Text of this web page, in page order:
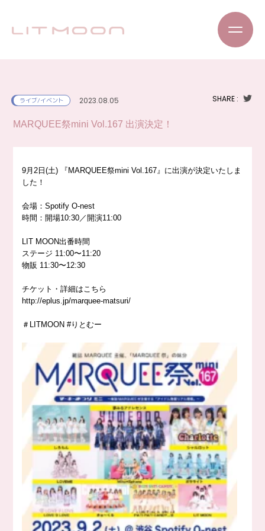
ライブ/イベント 2023.08.05 SHARE :
MARQUEE祭mini Vol.167 出演決定！
9月2日(土) 『MARQUEE祭mini Vol.167』に出演が決定いたしま
した！
会場：Spotify O-nest
時間：開場10:30／開演11:00
LIT MOON出番時間
ステージ 11:00〜11:20
物販 11:30〜12:30
チケット・詳細はこちら
http://eplus.jp/marquee-matsuri/
＃LITMOON #りとむー